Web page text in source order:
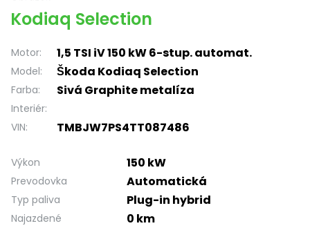
Kodiaq Selection
Motor: 1,5 TSI iV 150 kW 6-stup. automat.
Model: Škoda Kodiaq Selection
Farba: Sivá Graphite metalíza
Interiér:
VIN:
TMBJW7PS4TT087486
Výkon 150 kW
Prevodovka Automatická
Typ paliva Plug-in hybrid
Najazdené 0 km